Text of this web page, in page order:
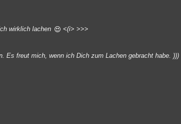
wirklich lachen <(i> >>>
Es freut mich, wenn ich Dich zum Lachen gebracht habe. )))